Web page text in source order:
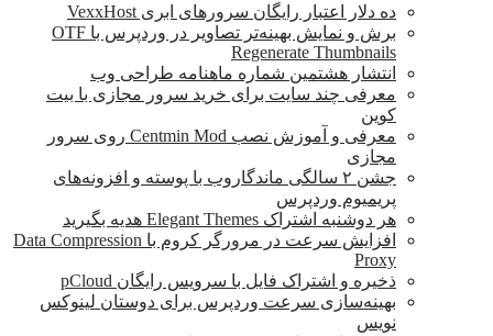
ده دلار اعتبار رایگان سرورهای ابری VexxHost
برش و نمایش بهینه‌تر تصاویر در وردپرس با OTF
Regenerate Thumbnails
انتشار هشتمین شماره ماهنامه طراحی وب
معرفی چند سایت برای خرید سرور مجازی با بیت
کوین
معرفی و آموزش نصب Centmin Mod روی سرور
مجازی
جشن ۲ سالگی ماندگار‌وب با پوسته و افزونه‌های
پریمیوم وردپرس
هر دوشنبه اشتراک Elegant Themes هدیه بگیرید
افزایش سرعت در مرورگر کروم با Data Compression
Proxy
ذخیره و اشتراک فایل با سرویس رایگان pCloud
بهینه‌سازی سرعت وردپرس برای دوستان لینوکس
نویس